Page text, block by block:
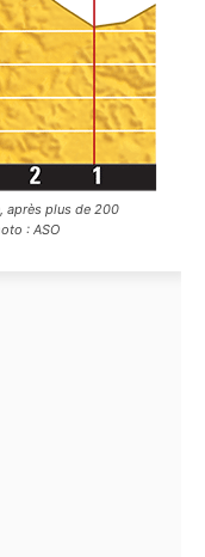
après plus de 200
: ASO